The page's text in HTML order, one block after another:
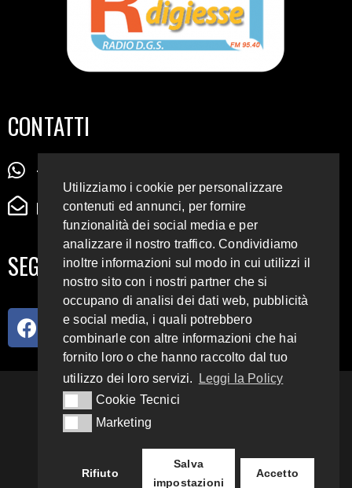
CONTATTI
+39 345 72 72 88 5
radiodigiesse@gmail.com
SEGUICI SUI SOCIAL
93.4 E 95.3 FM
Utilizziamo i cookie per personalizzare
contenuti ed annunci, per fornire
funzionalità dei social media e per
analizzare il nostro traffico. Condividiamo
inoltre informazioni sul modo in cui utilizzi il
nostro sito con i nostri partner che si
occupano di analisi dei dati web, pubblicità
e social media, i quali potrebbero
combinarle con altre informazioni che hai
fornito loro o che hanno raccolto dal tuo
utilizzo dei loro servizi.
Leggi la Policy
Cookie Tecnici
Cookie Tecnici
MarketingMarketing
Rifiuto
Salva
impostazioni
Accetto